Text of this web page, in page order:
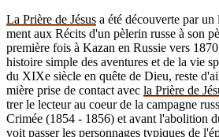
La Prière de Jésus a été décou­verte par
ment aux Récits d'un pèle­rin russe à son
pre­mière fois à Kazan en Rus­sie vers
his­toire simple des aven­tures et de la vie
du XIXe siècle en quête de Dieu, reste
mière prise de contact avec la Prière de
trer le lec­teur au coeur de la cam­pagne
Cri­mée (1854 - 1856) et avant l'abo­li­tion
voit pas­ser les per­son­nages typiques de